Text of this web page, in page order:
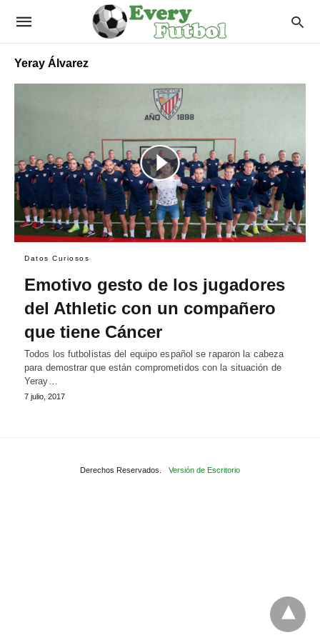
Yeray Álvarez
Datos Curiosos
Emotivo gesto de los jugadores
del Athletic con un compañero
que tiene Cáncer
Todos los futbolistas del equipo español se raparon la cabeza
para demostrar que están comprometidos con la situación de
Yeray…
7 julio, 2017
Derechos Reservados. Versión de Escritorio